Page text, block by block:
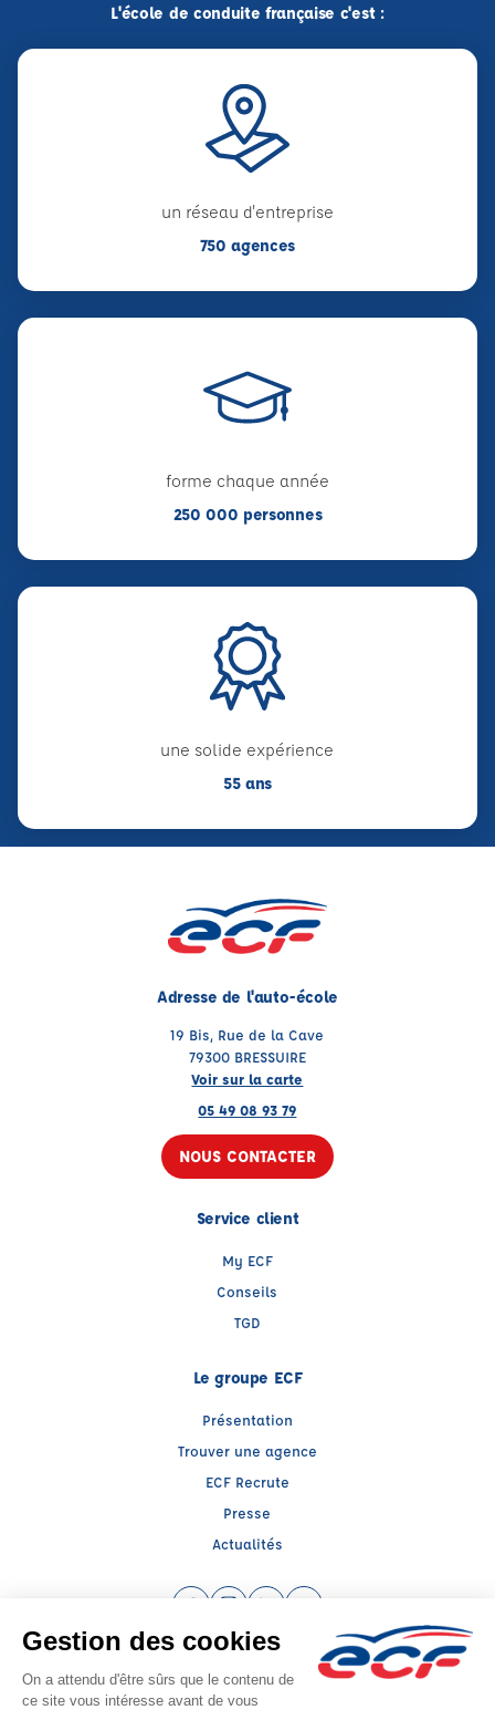
L'école de conduite française c'est :
un réseau d'entreprise
750 agences
forme chaque année
250 000 personnes
une solide expérience
55 ans
Adresse de l'auto-école
19 Bis, Rue de la Cave
79300 BRESSUIRE
Voir sur la carte
05 49 08 93 79
NOUS CONTACTER
Service client
My ECF
Conseils
TGD
Le groupe ECF
Présentation
Trouver une agence
ECF Recrute
Presse
Actualités
Facebook (nouvelle fenêtre)
Instagram (nouvelle fenêtre)
LinkedIn (nouvelle fenêtre)
YouTube (nouvelle
Raison sociale : ECF CER CENTRE ATLANTIQUE - Capital social: 2500000€
SIREN: 312379266 - Numéro de TVA intracommunautaire: FR 52 312379266
Agrément n°E2307900090